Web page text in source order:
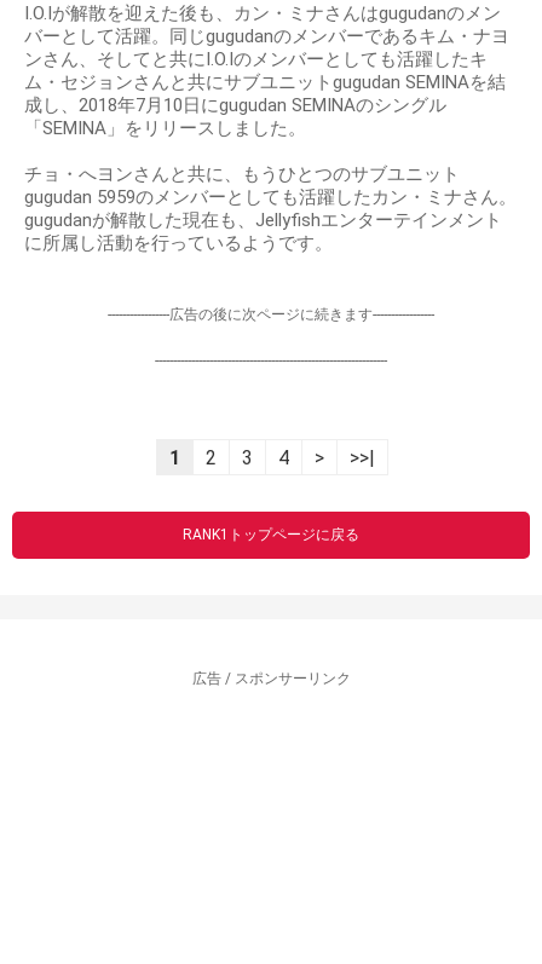
I.O.Iが解散を迎えた後も、カン・ミナさんはgugudanのメン
バーとして活躍。同じgugudanのメンバーであるキム・ナヨ
ンさん、そしてと共にI.O.Iのメンバーとしても活躍したキ
ム・セジョンさんと共にサブユニットgugudan SEMINAを結
成し、2018年7月10日にgugudan SEMINAのシングル
「SEMINA」をリリースしました。
チョ・へヨンさんと共に、もうひとつのサブユニット
gugudan 5959のメンバーとしても活躍したカン・ミナさん。
gugudanが解散した現在も、Jellyfishエンターテインメント
に所属し活動を行っているようです。
-----------------広告の後に次ページに続きます-----------------
----------------------------------------------------------------
1 2 3 4 > >>|
RANK1トップページに戻る
広告 / スポンサーリンク